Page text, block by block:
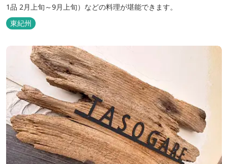
1品 2月上旬～9月上旬）などの料理が堪能できます。
東紀州